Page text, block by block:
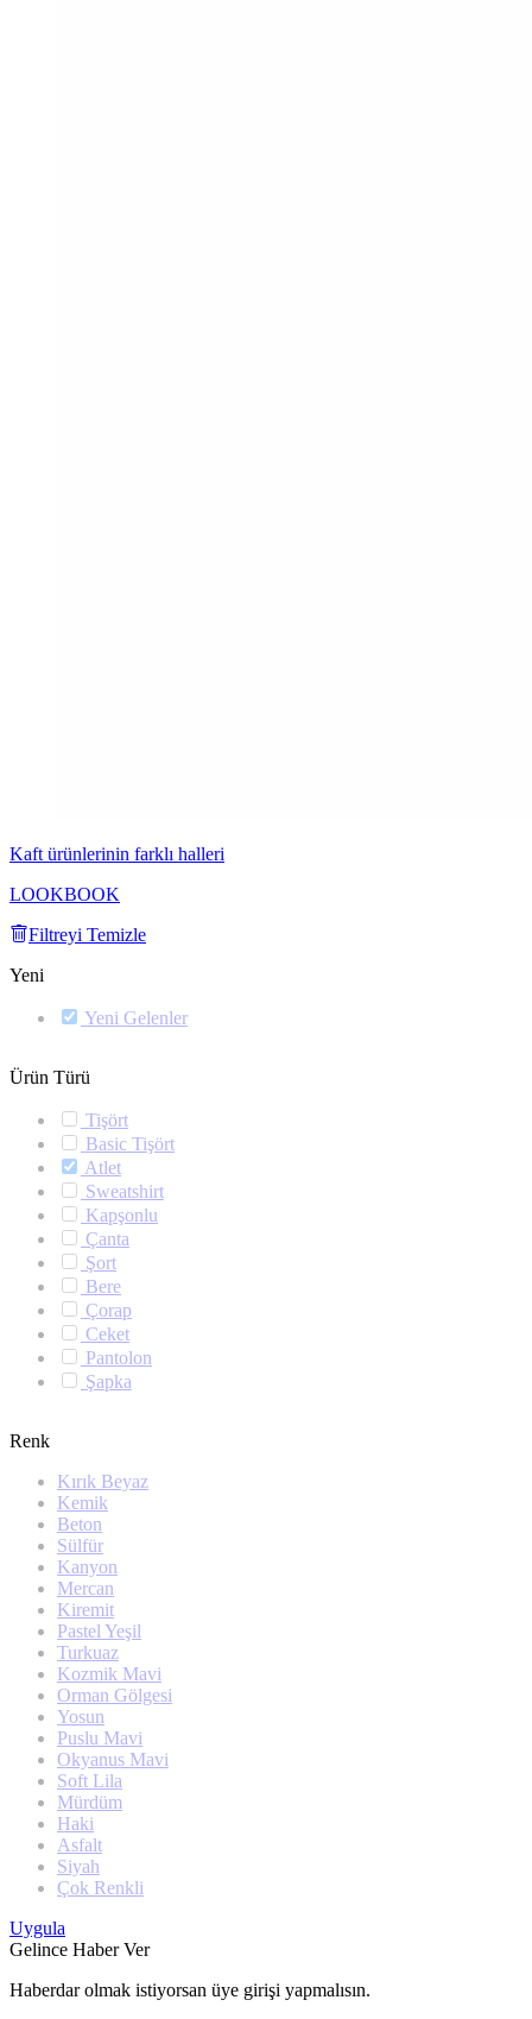
Kaft ürünlerinin farklı halleri
LOOKBOOK
Filtreyi Temizle
Yeni
Yeni Gelenler
Renk
Kırık Beyaz
Kemik
Beton
Sülfür
Kanyon
Mercan
Kiremit
Pastel Yeşil
Turkuaz
Kozmik Mavi
Orman Gölgesi
Yosun
Puslu Mavi
Okyanus Mavi
Soft Lila
Mürdüm
Haki
Asfalt
Siyah
Çok Renkli
Ürün Türü
Tişört
Basic Tişört
Atlet
Sweatshirt
Kapşonlu
Çanta
Şort
Bere
Çorap
Ceket
Pantolon
Şapka
Uygula
Gelince Haber Ver
Haberdar olmak istiyorsan üye girişi yapmalısın.